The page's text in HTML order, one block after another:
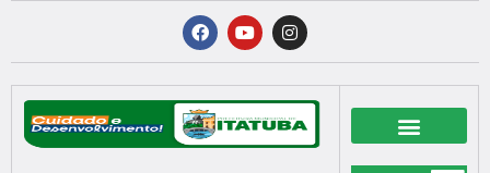
conteúdo
F
a
c
b
o
o
k
Y
o
u
u
b
e
I
n
s
a
g
r
a